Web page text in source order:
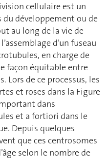
cellulaire est un
développement ou de
au long de la vie de
d’un fuseau
en charge de
façon équitable entre
Lors de ce processus, les
et roses dans la Figure
dans
et a fortiori dans le
Depuis quelques
que ces centrosomes
selon le nombre de